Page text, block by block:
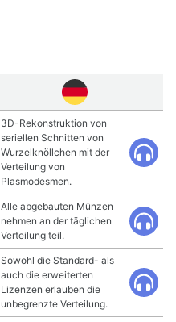
3D-Rekonstruktion von
seriellen Schnitten von
Wurzelknöllchen mit der
Verteilung von
Plasmodesmen.
Alle abgebauten Münzen
nehmen an der täglichen
Verteilung teil.
Sowohl die Standard- als
auch die erweiterten
Lizenzen erlauben die
unbegrenzte Verteilung.